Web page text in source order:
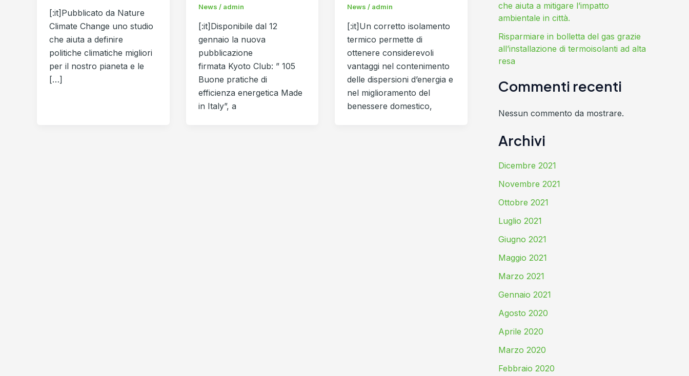
[:it]Pubblicato da Nature
Climate Change uno studio
che aiuta a definire
politiche climatiche migliori
per il nostro pianeta e le
[…]
News / admin
[:it]Disponibile dal 12
gennaio la nuova
pubblicazione
firmata Kyoto Club: ” 105
Buone pratiche di
efficienza energetica Made
in Italy”, a
News / admin
[:it]Un corretto isolamento
termico permette di
ottenere considerevoli
vantaggi nel contenimento
delle dispersioni d’energia e
nel miglioramento del
benessere domestico,
che aiuta a mitigare l’impatto
ambientale in città.
Risparmiare in bolletta del gas grazie
all’installazione di termoisolanti ad alta
resa
Commenti recenti
Nessun commento da mostrare.
Archivi
Dicembre 2021
Novembre 2021
Ottobre 2021
Luglio 2021
Giugno 2021
Maggio 2021
Marzo 2021
Gennaio 2021
Agosto 2020
Aprile 2020
Marzo 2020
Febbraio 2020